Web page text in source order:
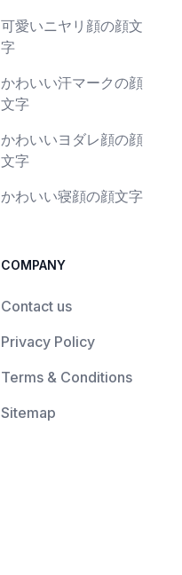
可愛いニヤリ顔の顔文
字
かわいい汗マークの顔
文字
かわいいヨダレ顔の顔
文字
かわいい寝顔の顔文字
COMPANY
Contact us
Privacy Policy
Terms & Conditions
Sitemap